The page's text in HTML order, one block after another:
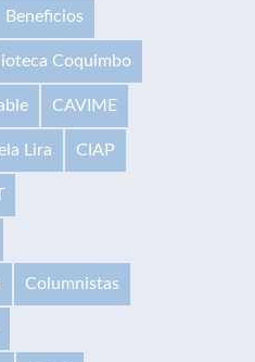
Beneficios
Coquimbo
CAVIME
Lira CIAP
Columnistas